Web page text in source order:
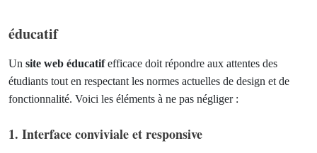
éducatif
Un site web éducatifefficace doit répondre aux attentes des
étudiants tout en respectant les normes actuelles de design et de
fonctionnalité. Voici les éléments à ne pas négliger :
1. Interface conviviale et responsive